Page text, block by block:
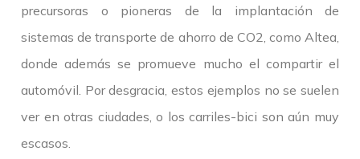
precursoras o pioneras de la implantación de
sistemas de transporte de ahorro de CO2, como Altea,
donde además se promueve mucho el compartir el
automóvil. Por desgracia, estos ejemplos no se suelen
ver en otras ciudades, o los carriles-bici son aún muy
escasos.